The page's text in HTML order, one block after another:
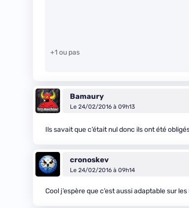
+1 ou pas
Bamaury
Le 24/02/2016 à 09h13
Ils savait que c’était nul donc ils ont été
cronoskev
Le 24/02/2016 à 09h14
Cool j’espère que c’est aussi adaptable sur les